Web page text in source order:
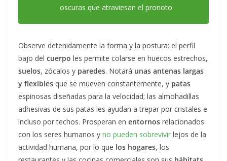
oscuras que atraviesan el pronoto.
Observe detenidamente la forma y la postura: el perfil
bajo del cuerpo les permite colarse en huecos estrechos,
suelos, zócalos y paredes. Notará unas antenas largas
y flexibles que se mueven constantemente, y patas
espinosas diseñadas para la velocidad; las almohadillas
adhesivas de sus patas les ayudan a trepar por cristales e
incluso por techos. Prosperan en entornos relacionados
con los seres humanos y no pueden sobrevivir lejos de la
actividad humana, por lo que los hogares, los